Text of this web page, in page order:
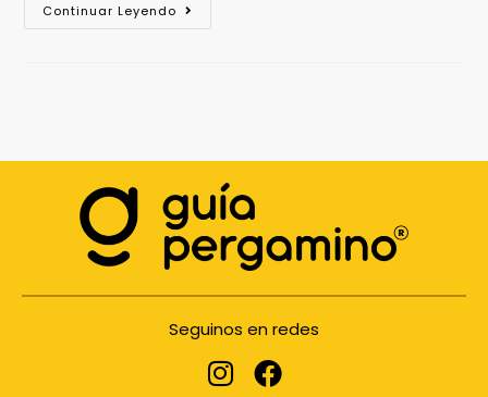
Continuar Leyendo
Seguinos en redes